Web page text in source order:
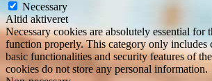
Necessary
Altid aktiveret
Necessary cookies are absolutely essential for
function properly. This category only includes
basic functionalities and security features of
cookies do not store any personal information.